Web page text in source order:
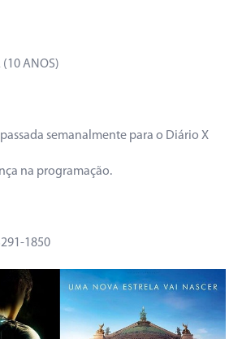
(10 ANOS)
semanalmente para o Diário X
na programação.
1850